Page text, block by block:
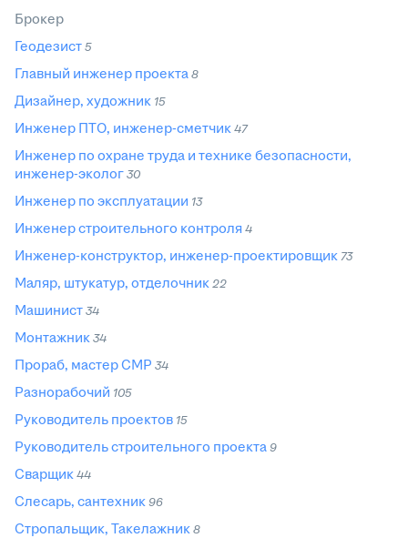
Брокер
Геодезист 5
Главный инженер проекта 8
Дизайнер, художник 15
Инженер ПТО, инженер-сметчик 47
Инженер по охране труда и технике безопасности,
инженер-эколог 30
Инженер по эксплуатации 13
Инженер строительного контроля 4
Инженер-конструктор, инженер-проектировщик 73
Маляр, штукатур, отделочник 22
Машинист 34
Монтажник 34
Прораб, мастер СМР 34
Разнорабочий 105
Руководитель проектов 15
Руководитель строительного проекта 9
Сварщик 44
Слесарь, сантехник 96
Стропальщик, Такелажник 8